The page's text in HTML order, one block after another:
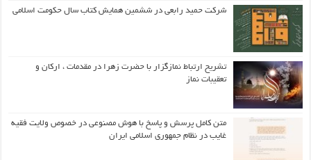
شرکت حمید رابعی در ششمین همایش کتاب سال حکومت اسلامی
تشریح ارتباط نمازگزار با حضرت زهرا در مقدمات ، ارکان و
تعقیبات نماز
متن کامل پرسش و پاسخ با هوش مصنوعی در خصوص ولایت فقیه
غایب در نظام جمهوری اسلامی ایران